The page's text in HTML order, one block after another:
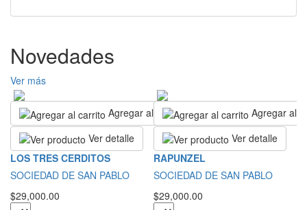
Novedades
Ver más
Agregar al carrito
Ver detalle
LOS TRES CERDITOS
SOCIEDAD DE SAN PABLO
$29,000.00
Agregar al
Ver detalle
RAPUNZEL
SOCIEDAD DE SAN PABLO
$29,000.00